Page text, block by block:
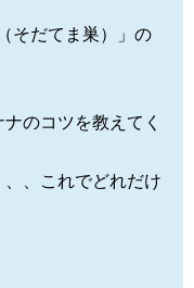
そだてま巣）」の
のコツを教えてく
、これでどれだけ